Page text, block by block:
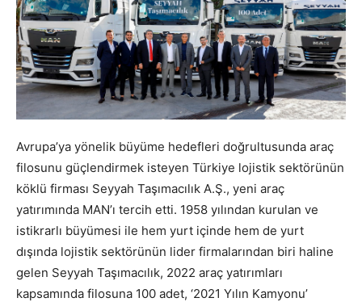
Avrupa’ya yönelik büyüme hedefleri doğrultusunda araç
filosunu güçlendirmek isteyen Türkiye lojistik sektörünün
köklü firması Seyyah Taşımacılık A.Ş., yeni araç
yatırımında MAN’ı tercih etti. 1958 yılından kurulan ve
istikrarlı büyümesi ile hem yurt içinde hem de yurt
dışında lojistik sektörünün lider firmalarından biri haline
gelen Seyyah Taşımacılık, 2022 araç yatırımları
kapsamında filosuna 100 adet, ‘2021 Yılın Kamyonu’